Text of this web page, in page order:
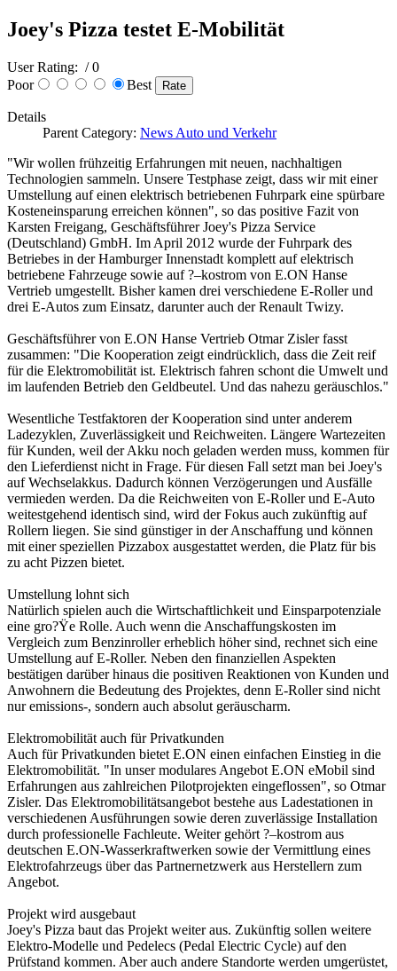
Joey's Pizza testet E-Mobilität
User Rating: / 0
Poor
Best
Details
Parent Category: News Auto und Verkehr
"Wir wollen frühzeitig Erfahrungen mit neuen, nachhaltigen
Technologien sammeln. Unsere Testphase zeigt, dass wir mit einer
Umstellung auf einen elektrisch betriebenen Fuhrpark eine spürbare
Kosteneinsparung erreichen können", so das positive Fazit von
Karsten Freigang, Geschäftsführer Joey's Pizza Service
(Deutschland) GmbH. Im April 2012 wurde der Fuhrpark des
Betriebes in der Hamburger Innenstadt komplett auf elektrisch
betriebene Fahrzeuge sowie auf ?–kostrom von E.ON Hanse
Vertrieb umgestellt. Bisher kamen drei verschiedene E-Roller und
drei E-Autos zum Einsatz, darunter auch der Renault Twizy.
Geschäftsführer von E.ON Hanse Vertrieb Otmar Zisler fasst
zusammen: "Die Kooperation zeigt eindrücklich, dass die Zeit reif
für die Elektromobilität ist. Elektrisch fahren schont die Umwelt und
im laufenden Betrieb den Geldbeutel. Und das nahezu geräuschlos."
Wesentliche Testfaktoren der Kooperation sind unter anderem
Ladezyklen, Zuverlässigkeit und Reichweiten. Längere Wartezeiten
für Kunden, weil der Akku noch geladen werden muss, kommen für
den Lieferdienst nicht in Frage. Für diesen Fall setzt man bei Joey's
auf Wechselakkus. Dadurch können Verzögerungen und Ausfälle
vermieden werden. Da die Reichweiten von E-Roller und E-Auto
weitestgehend identisch sind, wird der Fokus auch zukünftig auf
Rollern liegen. Sie sind günstiger in der Anschaffung und können
mit einer speziellen Pizzabox ausgestattet werden, die Platz für bis
zu acht Pizzen bietet.
Umstellung lohnt sich
Natürlich spielen auch die Wirtschaftlichkeit und Einsparpotenziale
eine gro?Ÿe Rolle. Auch wenn die Anschaffungskosten im
Vergleich zum Benzinroller erheblich höher sind, rechnet sich eine
Umstellung auf E-Roller. Neben den finanziellen Aspekten
bestätigen darüber hinaus die positiven Reaktionen von Kunden und
Anwohnern die Bedeutung des Projektes, denn E-Roller sind nicht
nur emissions-, sondern auch absolut geräuscharm.
Elektromobilität auch für Privatkunden
Auch für Privatkunden bietet E.ON einen einfachen Einstieg in die
Elektromobilität. "In unser modulares Angebot E.ON eMobil sind
Erfahrungen aus zahlreichen Pilotprojekten eingeflossen", so Otmar
Zisler. Das Elektromobilitätsangebot bestehe aus Ladestationen in
verschiedenen Ausführungen sowie deren zuverlässige Installation
durch professionelle Fachleute. Weiter gehört ?–kostrom aus
deutschen E.ON-Wasserkraftwerken sowie der Vermittlung eines
Elektrofahrzeugs über das Partnernetzwerk aus Herstellern zum
Angebot.
Projekt wird ausgebaut
Joey's Pizza baut das Projekt weiter aus. Zukünftig sollen weitere
Elektro-Modelle und Pedelecs (Pedal Electric Cycle) auf den
Prüfstand kommen. Aber auch andere Standorte werden umgerüstet,